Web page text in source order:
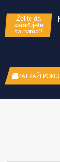
Želite da
sarađujete
sa nama?
ZATRAŽI